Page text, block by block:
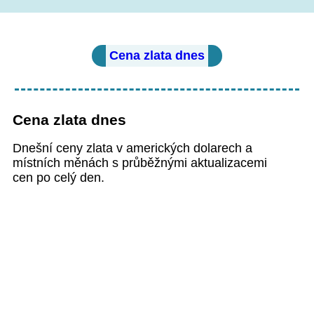
Cena zlata dnes
Cena zlata dnes
Dnešní ceny zlata v amerických dolarech a
místních měnách s průběžnými aktualizacemi
cen po celý den.